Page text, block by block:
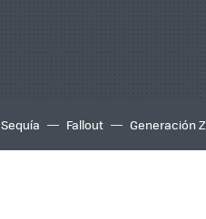
Sequía Fallout Generación Z